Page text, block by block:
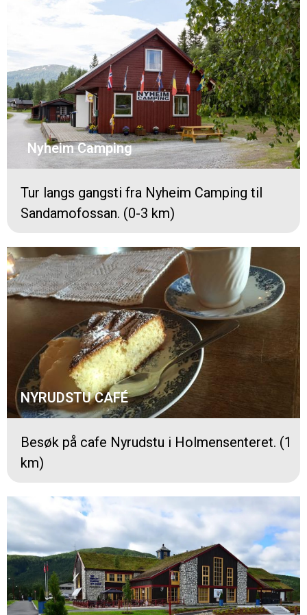
Nyheim Camping
Tur langs gangsti fra Nyheim Camping til
Sandamofossan. (0-3 km)
NYRUDSTU CAFÉ
Besøk på cafe Nyrudstu i Holmensenteret. (1
km)